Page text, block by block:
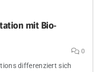
mit Bio-
0
differenziert sich